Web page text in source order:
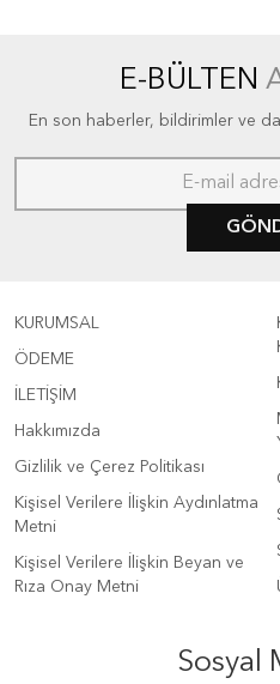
E-BÜLTEN
En son haberler, bildirimler ve
KURUMSAL
ÖDEME
İLETİŞİM
Hakkımızda
Gizlilik ve Çerez Politikası
Kişisel Verilere İlişkin Aydınlatma
Metni
Kişisel Verilere İlişkin Beyan ve
Rıza Onay Metni
Sosyal